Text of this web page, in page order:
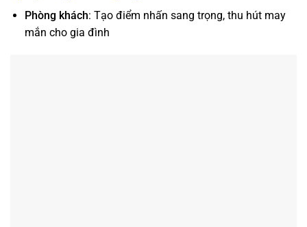
Phòng khách: Tạo điểm nhấn sang trọng, thu hút may
mắn cho gia đình